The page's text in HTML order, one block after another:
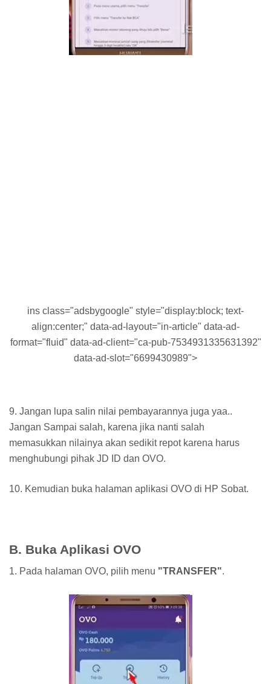
ins class="adsbygoogle" style="display:block; text-
align:center;" data-ad-layout="in-article" data-ad-
format="fluid" data-ad-client="ca-pub-7534931335631392"
data-ad-slot="6699430989">
9. Jangan lupa salin nilai pembayarannya juga yaa..
Jangan Sampai salah, karena jika nanti salah
memasukkan nilainya akan sedikit repot karena harus
menghubungi pihak JD ID dan OVO.
10. Kemudian buka halaman aplikasi OVO di HP Sobat.
B. Buka Aplikasi OVO
1. Pada halaman OVO, pilih menu "TRANSFER".